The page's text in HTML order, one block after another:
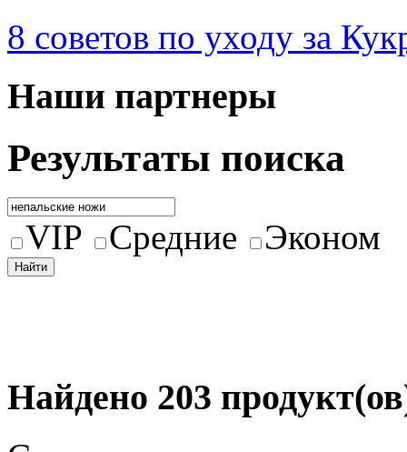
8 советов по уходу за
Наши партнеры
Результаты поиска
VIP Средние Эконом
Найдено 203